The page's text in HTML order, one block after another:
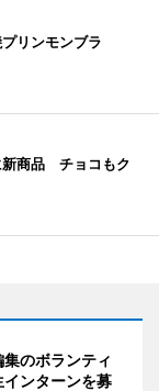
リンモンブラ
新商品 チョコもク
のボランティ
ンターンを募